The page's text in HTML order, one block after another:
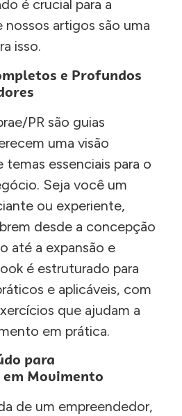
é crucial para a
artigos são uma
isso.
e Profundos
PR são guias
uma visão
essenciais para o
Seja você um
ou experiente,
desde a concepção
até a expansão e
é estruturado para
e aplicáveis, com
que ajudam a
em prática.
para
em Movimento
de um empreendedor,